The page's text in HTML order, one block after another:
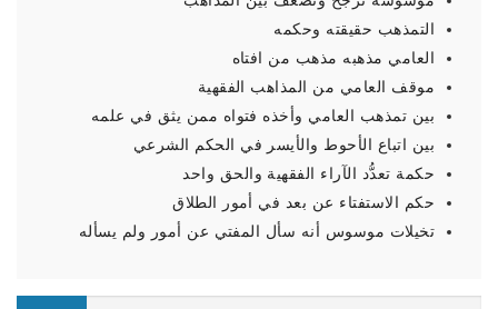
التمذهب حقيقته وحكمه
العامي مذهبه مذهب من افتاه
موقف العامي من المذاهب الفقهية
بين تمذهب العامي وأخذه فتواه ممن يثق في علمه
بين اتباع الأحوط والأيسر في الحكم الشرعي
حكمة تعدُّد الآراء الفقهية والحق واحد
حكم الاستفتاء عن بعد في أمور الطلاق
تخيلات موسوس أنه سأل المفتي عن أمور ولم يسأله